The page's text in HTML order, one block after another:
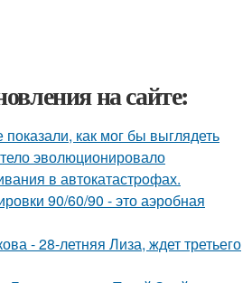
на сайте:
как мог бы выглядеть
эволюционировало
в автокатастpoфах.
90/60/90 - это аэробная
- 28-летняя Лиза, ждет третьего